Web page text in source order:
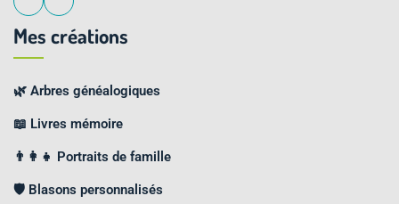
Mes créations
🌿 Arbres généalogiques
📖 Livres mémoire
👨‍👩‍👧 Portraits de famille
🛡️ Blasons personnalisés